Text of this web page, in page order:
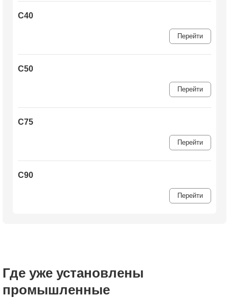
C40
Перейти
C50
Перейти
C75
Перейти
C90
Перейти
Где уже установлены
промышленные